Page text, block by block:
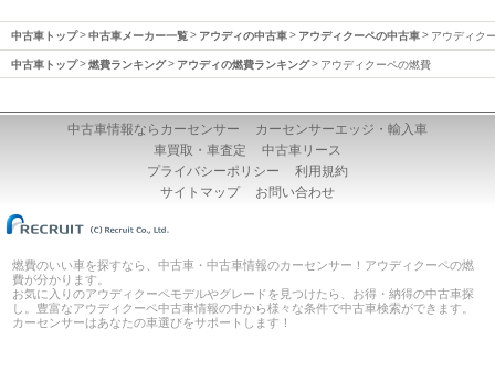
中古車トップ 中古車メーカー一覧 アウディの中古車 アウディクーペの中古車 アウディク
中古車トップ 燃費ランキング アウディの燃費ランキング アウディクーペの燃費
中古車情報ならカーセンサー
カーセンサーエッジ・輸入車
車買取・車査定
中古車リース
プライバシーポリシー
利用規約
サイトマップ
お問い合わせ
燃費のいい車を探すなら、中古車・中古車情報のカーセンサー！アウディクーペの燃
費が分かります。
お気に入りのアウディクーペモデルやグレードを見つけたら、お得・納得の中古車探
し。豊富なアウディクーペ中古車情報の中から様々な条件で中古車検索ができます。
カーセンサーはあなたの車選びをサポートします！